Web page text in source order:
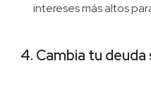
intereses más altos
4. Cambia tu deuda